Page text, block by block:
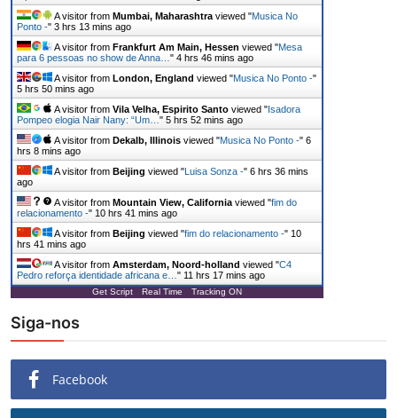
A visitor from Mumbai, Maharashtra viewed "Musica No
Ponto -" 3 hrs 13 mins ago
A visitor from Frankfurt Am Main, Hessen viewed "Mesa
para 6 pessoas no show de Anna… " 4 hrs 46 mins ago
A visitor from London, England viewed "Musica No Ponto -"
5 hrs 50 mins ago
A visitor from Vila Velha, Espirito Santo viewed "Isadora
Pompeo elogia Nair Nany: “Um… " 5 hrs 52 mins ago
A visitor from Dekalb, Illinois viewed "Musica No Ponto -" 6
hrs 9 mins ago
A visitor from Beijing viewed "Luisa Sonza -" 6 hrs 36 mins
ago
A visitor from Mountain View, California viewed "fim do
relacionamento -" 10 hrs 41 mins ago
A visitor from Beijing viewed "fim do relacionamento -" 10
hrs 41 mins ago
A visitor from Amsterdam, Noord-holland viewed "C4
Pedro reforça identidade africana e… " 11 hrs 17 mins ago
Get Script Real Time Tracking ON
Siga-nos
Facebook